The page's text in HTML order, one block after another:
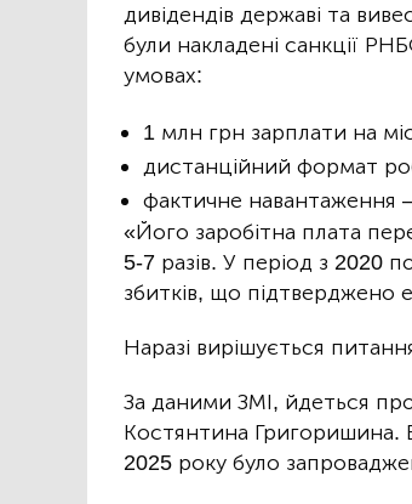
дивідендів державі та
були накладені санкції
умовах:
1 млн грн зарплати на
дистанційний формат
фактичне навантаження
«Його заробітна плата
5-7 разів. У період з 2020
збитків, що підтверджено
Наразі вирішується
За даними ЗМІ, йдеться
Костянтина Григоришина.
2025 року було